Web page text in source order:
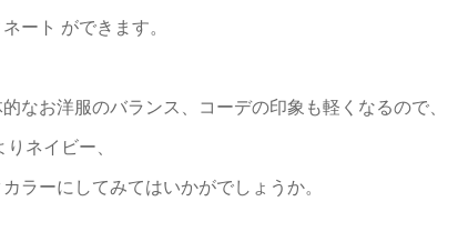
ート ができます。
なお洋服のバランス、コーデの印象も軽くなるので、
ネイビー、
ラーにしてみてはいかがでしょうか。